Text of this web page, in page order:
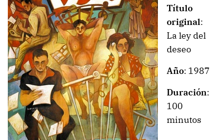
Título
original:
La ley del
deseo
Año: 1987
Duración:
100
minutos